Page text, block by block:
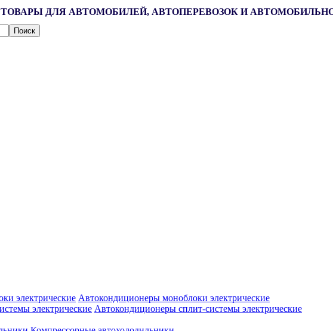
ТОВАРЫ ДЛЯ АВТОМОБИЛЕЙ, АВТОПЕРЕВОЗОК И
Автокондиционеры моноблоки электрические
Автокондиционеры сплит-системы электрические